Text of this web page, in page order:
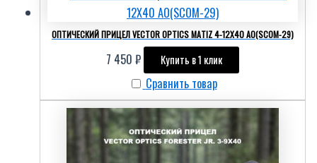
ОПТИЧЕСКИЙ ПРИЦЕЛ VECTOR OPTICS MATIZ 4-12Х40 АО(SCOM-29)
7 450 ₽ Купить в 1 клик
Сравнить товар